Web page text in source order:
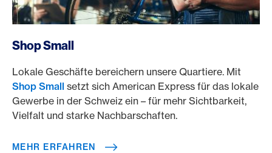
Shop Small
Lokale Geschäfte bereichern unsere Quartiere. Mit
Shop Small setzt sich American Express für das lokale
Gewerbe in der Schweiz ein – für mehr Sichtbarkeit,
Vielfalt und starke Nachbarschaften.
MEHR ERFAHREN